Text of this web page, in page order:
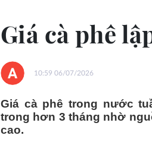
Giá cà phê
10:59 06/07/2026
Giá cà phê trong nước
trong hơn 3 tháng nhờ
cao.